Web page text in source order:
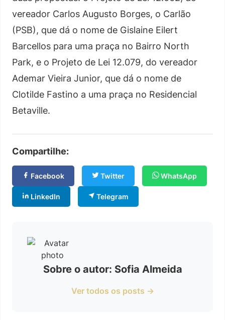
vereador Carlos Augusto Borges, o Carlão
(PSB), que dá o nome de Gislaine Eilert
Barcellos para uma praça no Bairro North
Park, e o Projeto de Lei 12.079, do vereador
Ademar Vieira Junior, que dá o nome de
Clotilde Fastino a uma praça no Residencial
Betaville.
Compartilhe:
Facebook Twitter WhatsApp
LinkedIn Telegram
Sobre o autor: Sofia Almeida
Ver todos os posts →